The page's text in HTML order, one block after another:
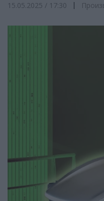
15.05.2025 / 17:30